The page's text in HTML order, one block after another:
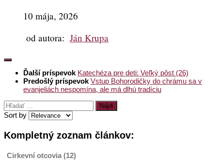
10 mája, 2026
od autora: Ján Krupa
Ďalší príspevok Katechéza pre deti: Veľký pôst (26)
Predošlý príspevok Vstup Bohorodičky do chrámu sa v
evanjeliách nespomína, ale má dlhú tradíciu
Hľadať:
Sort by
Kompletný zoznam článkov:
Cirkevní otcovia (12)